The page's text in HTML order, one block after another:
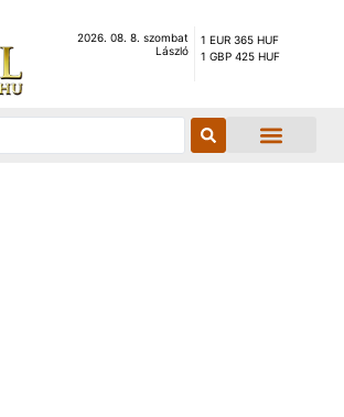
2026. 08. 8. szombat
László
1 EUR 365 HUF
1 GBP 425 HUF